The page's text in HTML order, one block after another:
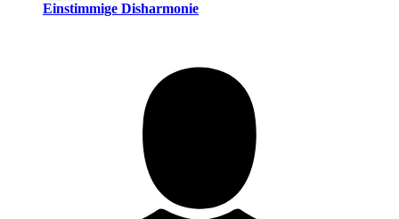
Einstimmige Disharmonie